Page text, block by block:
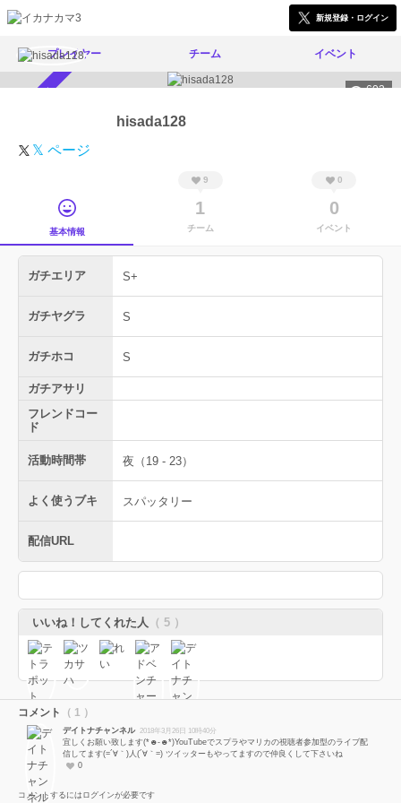
新規登録・ログイン
プレイヤー チーム イベント
602
hisada128
𝕏 ページ
基本情報
9
1
チーム
0
0
イベント
ガチエリア S+
ガチヤグラ S
ガチホコ S
ガチアサリ
フレンドコー
ド
活動時間帯 夜（19 - 23）
よく使うブキ スパッタリー
配信URL
いいね！してくれた人 （ 5 ）
コメント （ 1 ）
デイトナチャンネル 2018年3月26日 10時40分
宜しくお願い致します(*☻-☻*)YouTubeでスプラやマリカの視聴者参加型のライブ配
信してます(=´∀｀)人(´∀｀=) ツイッターもやってますので仲良くして下さいね
0
コメントするにはログインが必要です